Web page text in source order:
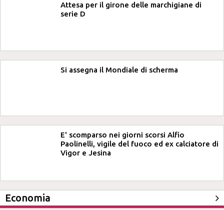
Attesa per il girone delle marchigiane di
serie D
Si assegna il Mondiale di scherma
E' scomparso nei giorni scorsi Alfio
Paolinelli, vigile del fuoco ed ex calciatore di
Vigor e Jesina
Economia